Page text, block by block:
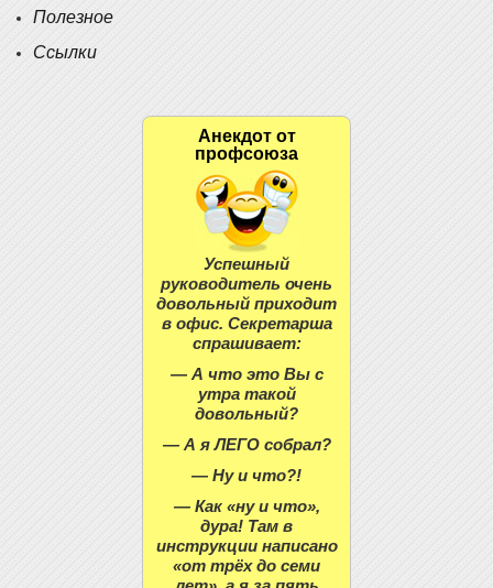
Полезное
Ссылки
Анекдот от
профсоюза
Успешный
руководитель очень
довольный приходит
в офис. Секретарша
спрашивает:
— А что это Вы с
утра такой
довольный?
— А я ЛЕГО собрал?
— Ну и что?!
— Как «ну и что»,
дура! Там в
инструкции написано
«от трёх до семи